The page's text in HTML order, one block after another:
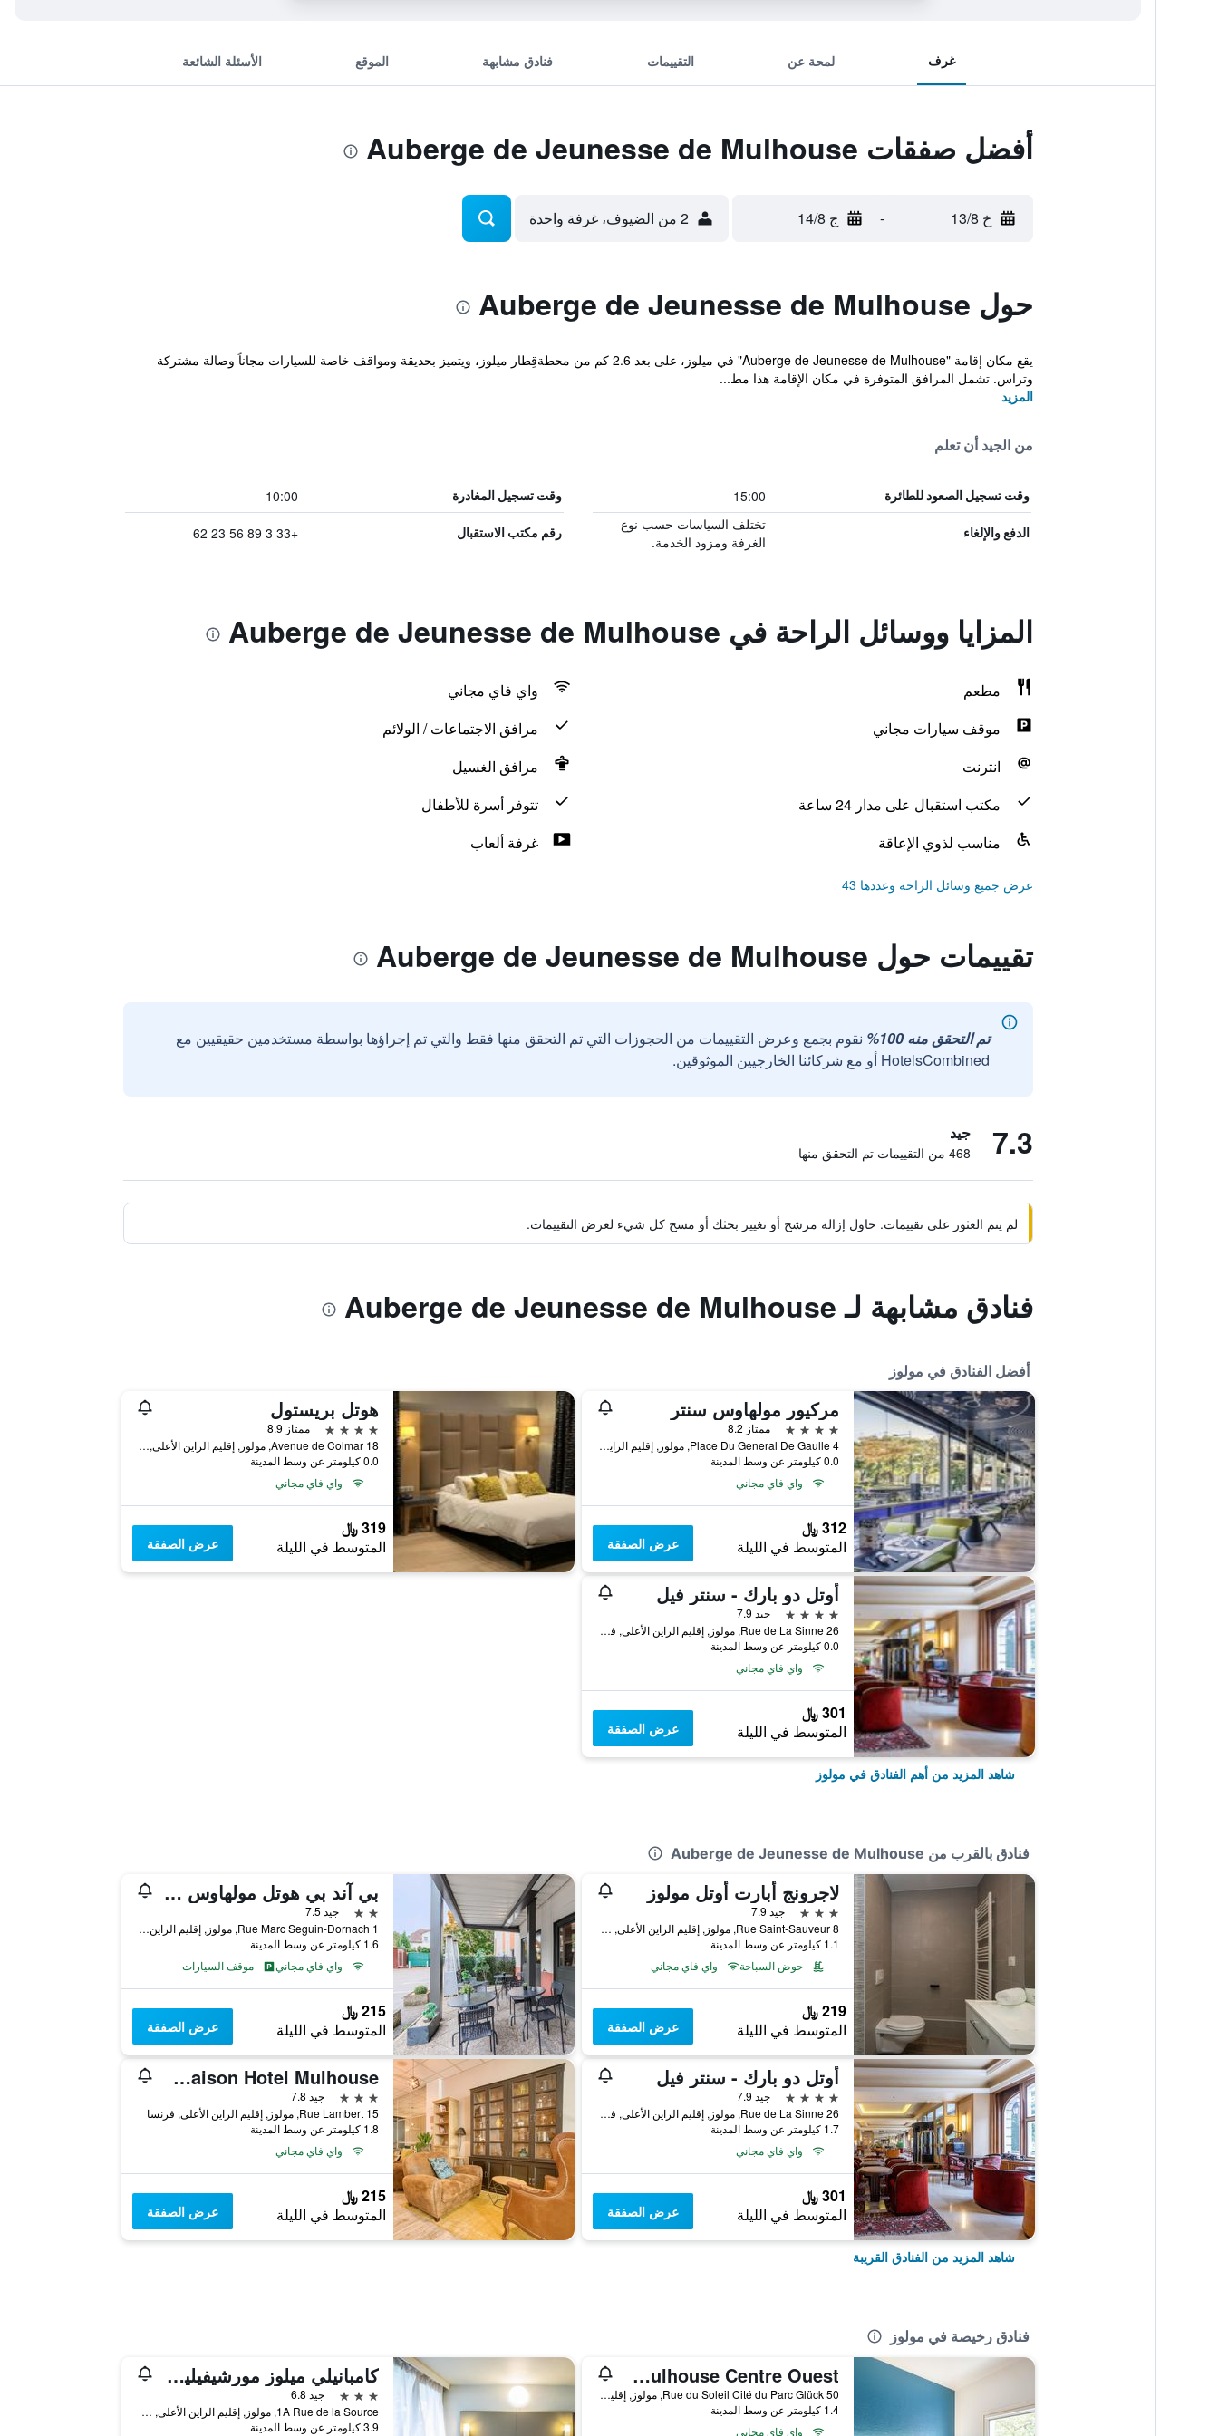
غرف لمحة عن التقييمات فنادق مشابهة الموقع الأسئلة الشائعة
أفضل صفقات Auberge de Jeunesse de Mulhouse
خ 13/8 - ج 14/8 2 من الضيوف، غرفة واحدة
حول Auberge de Jeunesse de Mulhouse
يقع مكان إقامة "Auberge de Jeunesse de Mulhouse" في ميلوز، على بعد 2.6 كم من محطةقِطار ميلوز، ويتميز بحديقة ومواقف خاصة للسيارات مجاناً وصالة مشتركة
وتراس. تشمل المرافق المتوفرة في مكان الإقامة هذا مط...
المزيد
من الجيد أن تعلم
وقت تسجيل الصعود للطائرة 15:00 وقت تسجيل المغادرة 10:00
الدفع والإلغاء
تختلف السياسات حسب نوع
الغرفة ومزود الخدمة.
رقم مكتب الاستقبال +33 3 89 56 23 62
المزايا ووسائل الراحة في Auberge de Jeunesse de Mulhouse
مطعم
واي فاي مجاني
موقف سيارات مجاني
مرافق الاجتماعات / الولائم
انترنت
مرافق الغسيل
مكتب استقبال على مدار 24 ساعة
تتوفر أسرة للأطفال
مناسب لذوي الإعاقة
غرفة ألعاب
عرض جميع وسائل الراحة وعددها 43
تقييمات حول Auberge de Jeunesse de Mulhouse
تم التحقق منه 100%
نقوم بجمع وعرض التقييمات من الحجوزات التي تم التحقق منها فقط والتي تم إجراؤها بواسطة مستخدمين حقيقيين مع
HotelsCombined أو مع شركائنا الخارجيين الموثوقين.
7.3 جيد
468 من التقييمات تم التحقق منها
لم يتم العثور على تقييمات. حاول إزالة مرشح أو تغيير بحثك أو مسح كل شيء لعرض التقييمات.
فنادق مشابهة لـ Auberge de Jeunesse de Mulhouse
أفضل الفنادق في مولوز
مركيور مولهاوس سنتر
4 نجوم
ممتاز 8.2
4 Place Du General De Gaulle, مولوز, إقليم الراين الأعلى, فرنسا
0.0 كيلومتر عن وسط المدينة
واي فاي مجاني
312 ﷼
المتوسط في الليلة عرض الصفقة
هوتل بريستول
4 نجوم
ممتاز 8.9
18 Avenue de Colmar, مولوز, إقليم الراين الأعلى, فرنسا
0.0 كيلومتر عن وسط المدينة
واي فاي مجاني
319 ﷼
المتوسط في الليلة عرض الصفقة
أوتل دو بارك - سنتر فيل
4 نجوم
جيد 7.9
26 Rue de La Sinne, مولوز, إقليم الراين الأعلى, فرنسا
0.0 كيلومتر عن وسط المدينة
واي فاي مجاني
301 ﷼
المتوسط في الليلة عرض الصفقة
شاهد المزيد من أهم الفنادق في مولوز
فنادق بالقرب من Auberge de Jeunesse de Mulhouse
لاجرونج أبارت أوتل مولوز
3 نجوم
جيد 7.9
8 Rue Saint-Sauveur, مولوز, إقليم الراين الأعلى, فرنسا
1.1 كيلومتر عن وسط المدينة
حوض السباحة
واي فاي مجاني
219 ﷼
المتوسط في الليلة عرض الصفقة
بي آند بي هوتل مولهاوس دورناش
2 نجمتين
جيد 7.5
1 Rue Marc Seguin-Dornach, مولوز, إقليم الراين الأعلى, فرنسا
1.6 كيلومتر عن وسط المدينة
واي فاي مجاني
موقف السيارات
215 ﷼
المتوسط في الليلة عرض الصفقة
أوتل دو بارك - سنتر فيل
4 نجوم
جيد 7.9
26 Rue de La Sinne, مولوز, إقليم الراين الأعلى, فرنسا
1.7 كيلومتر عن وسط المدينة
واي فاي مجاني
301 ﷼
المتوسط في الليلة عرض الصفقة
La Maison Hotel Mulhouse
3 نجوم
جيد 7.8
15 Rue Lambert, مولوز, إقليم الراين الأعلى, فرنسا
1.8 كيلومتر عن وسط المدينة
واي فاي مجاني
215 ﷼
المتوسط في الليلة عرض الصفقة
شاهد المزيد من الفنادق القريبة
فنادق رخيصة في مولوز
Hotelf1 Mulhouse Centre Ouest
50 Rue du Soleil Cité du Parc Glück, مولوز, إقليم الراين الأعلى, فرنسا
1.4 كيلومتر عن وسط المدينة
واي فاي مجاني
كامبانيلي ميلوز مورشيفيليه - لو باس
3 نجوم
جيد 6.8
1A Rue de la Source, مولوز, إقليم الراين الأعلى, فرنسا
3.9 كيلومتر عن وسط المدينة